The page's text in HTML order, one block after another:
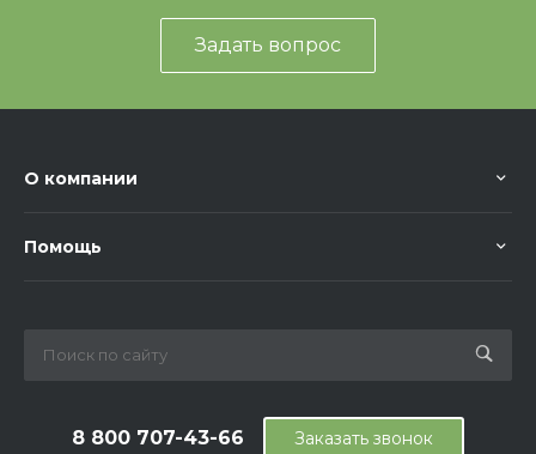
Задать вопрос
О компании
Помощь
8 800 707-43-66 Заказать звонок